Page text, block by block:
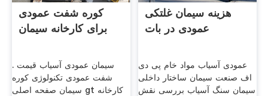
کوره شفت عمودی
برای کارخانه سیمان
سیمان عمودی آسیاب قیمت .
شفت عمودی تکنولوژی کوره
سیمان صفحه اصلی gt کارخانه
هزینه سیمان غلتکی
عمودی در بات
عمودی آسیاب مواد خام پی دی
اف صنعت سیمان ساختار داخلی
سیمان سنگ آسیاب بررسی نقش